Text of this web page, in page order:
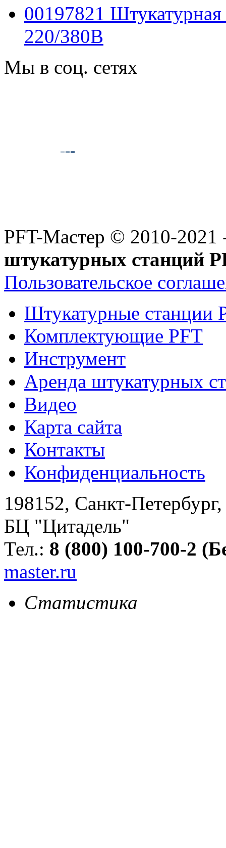
00197821
220/380B
Мы в соц. сетях
PFT-Мастер © 2010-
штукатурных станций
Пользовательское
Штукатурные станции
Комплектующие PFT
Инструмент
Аренда штукатурных
Видео
Карта сайта
Контакты
Конфиденциальность
198152, Санкт-Петербург
БЦ "Цитадель"
Тел.: 8 (800) 100-700-2
master.ru
Статистика